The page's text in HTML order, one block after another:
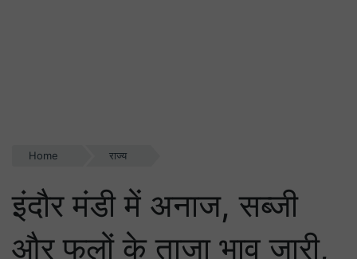
Home राज्य
इंदौर मंडी में अनाज, सब्जी
और फलों के ताजा भाव जारी,